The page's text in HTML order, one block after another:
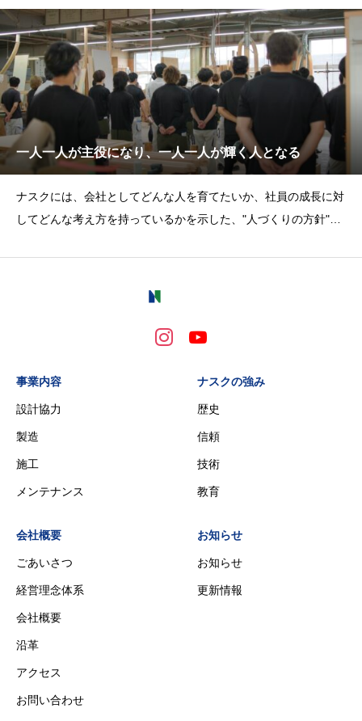
豊かな未来
一人一人が主役になり、一人一人が輝く人となる
ナスクには、会社としてどんな人を育てたいか、社員の成長に対
してどんな考え方を持っているかを示した、"人づくりの方針"で
事業内容
設計協力
製造
施工
メンテナンス
ナスクの強み
歴史
信頼
技術
教育
会社概要
ごあいさつ
経営理念体系
会社概要
沿革
アクセス
お問い合わせ
お知らせ
お知らせ
更新情報